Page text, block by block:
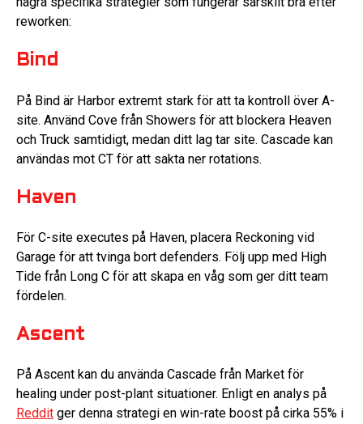
reworken:
Bind
På Bind är Harbor extremt stark för att ta kontroll över A-
site. Använd Cove från Showers för att blockera Heaven
och Truck samtidigt, medan ditt lag tar site. Cascade kan
användas mot CT för att sakta ner rotations.
Haven
För C-site executes på Haven, placera Reckoning vid
Garage för att tvinga bort defenders. Följ upp med High
Tide från Long C för att skapa en våg som ger ditt team
fördelen.
Ascent
På Ascent kan du använda Cascade från Market för
healing under post-plant situationer. Enligt en analys på
Reddit ger denna strategi en win-rate boost på cirka 55% i